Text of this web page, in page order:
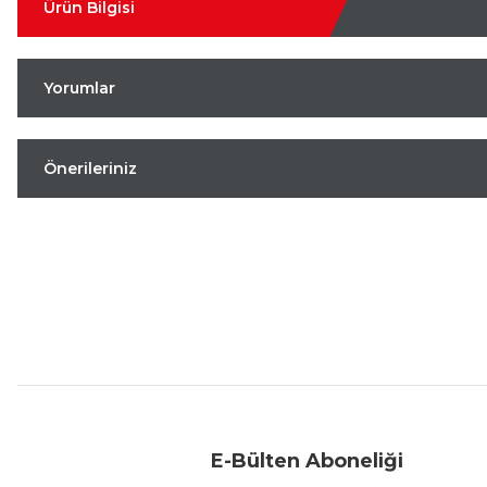
Ürün Bilgisi
Yorumlar
Önerileriniz
E-Bülten Aboneliği